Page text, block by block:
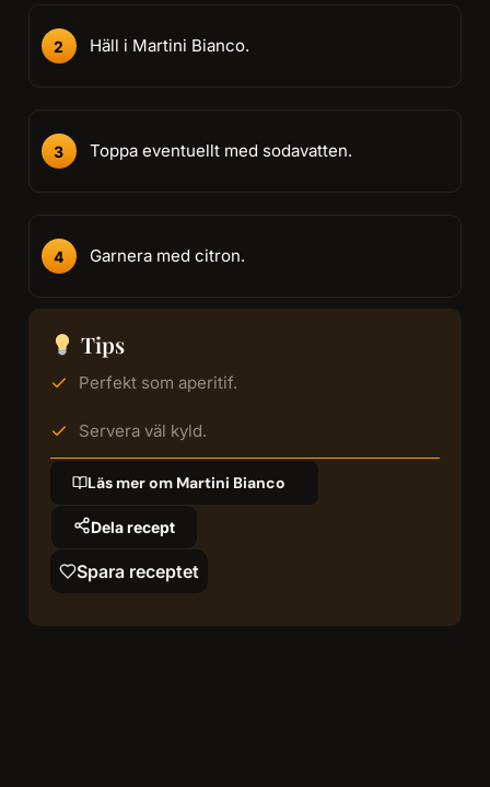
Häll i Martini Bianco.
Toppa eventuellt med sodavatten.
Garnera med citron.
Tips
Perfekt som aperitif.
Servera väl kyld.
Läs mer om Martini Bianco
Dela recept
Spara receptet